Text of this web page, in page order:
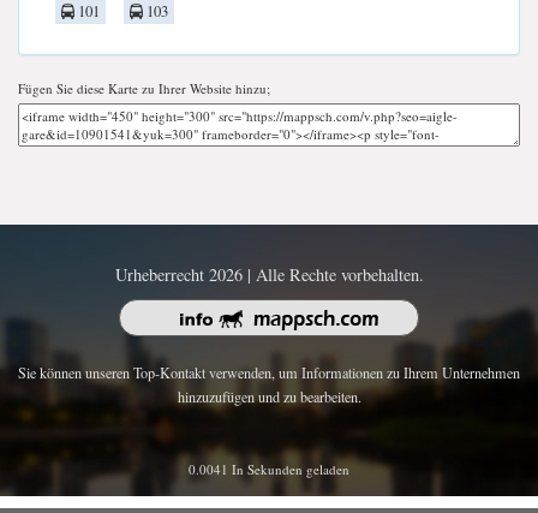
101 103
Fügen Sie diese Karte zu Ihrer Website hinzu;
Urheberrecht 2026 | Alle Rechte vorbehalten.
Sie können unseren Top-Kontakt verwenden, um Informationen zu Ihrem Unternehmen
hinzuzufügen und zu bearbeiten.
0.0041 In Sekunden geladen